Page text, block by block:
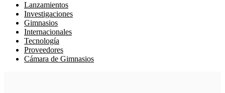
Lanzamientos
Investigaciones
Gimnasios
Internacionales
Tecnología
Proveedores
Cámara de Gimnasios